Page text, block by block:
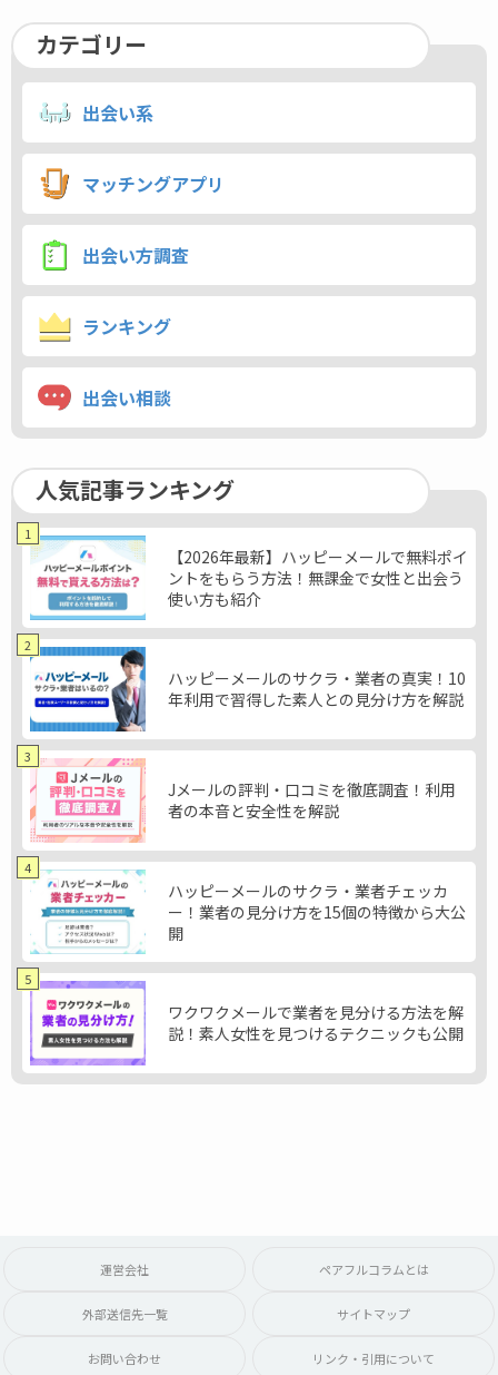
カテゴリー
出会い系
マッチングアプリ
出会い方調査
ランキング
出会い相談
人気記事ランキング
【2026年最新】ハッピーメールで無料ポイ
ントをもらう方法！無課金で女性と出会う
使い方も紹介
1
ハッピーメールのサクラ・業者の真実！10
年利用で習得した素人との見分け方を解説
2
Jメールの評判・口コミを徹底調査！利用
者の本音と安全性を解説
3
ハッピーメールのサクラ・業者チェッカ
ー！業者の見分け方を15個の特徴から大公
開
4
ワクワクメールで業者を見分ける方法を解
説！素人女性を見つけるテクニックも公開
5
運営会社 ペアフルコラムとは
外部送信先一覧 サイトマップ
お問い合わせ リンク・引用について